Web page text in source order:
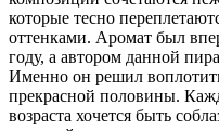
которые тесно
оттенками. Аромат был
году, а автором данной
Именно он решил
прекрасной половины.
возраста хочется быть